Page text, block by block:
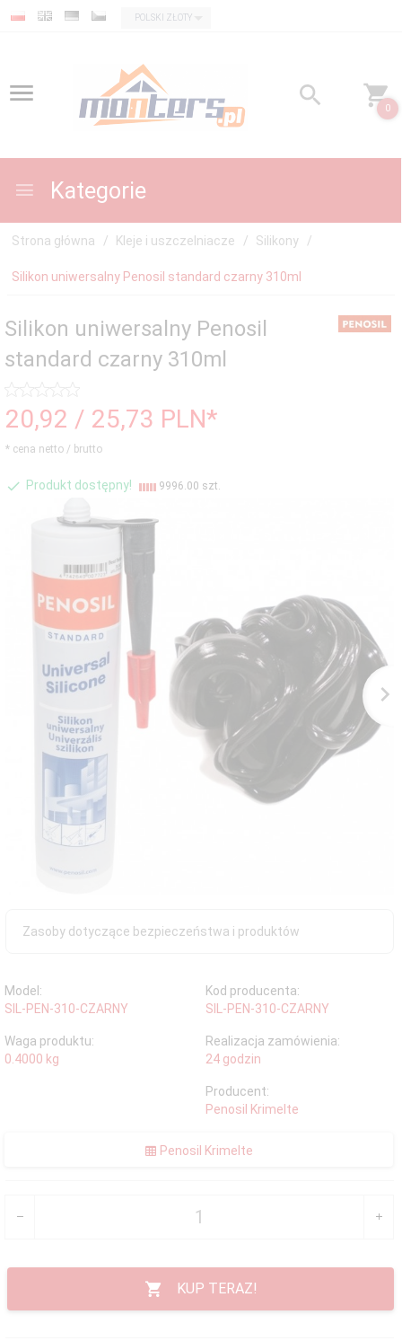
currency_h
POLSKI ZŁOTY
0
Kategorie
Strona główna Kleje i uszczelniacze Silikony
Silikon uniwersalny Penosil standard czarny 310ml
Silikon uniwersalny Penosil
standard czarny 310ml
20,92 / 25,73 PLN*
* cena netto / brutto
Produkt dostępny! 9996.00 szt.
Zasoby dotyczące bezpieczeństwa i produktów
Model:
SIL-PEN-310-CZARNY
Kod producenta:
SIL-PEN-310-CZARNY
Waga produktu:
0.4000 kg
Realizacja zamówienia:
24 godzin
Producent:
Penosil Krimelte
Penosil Krimelte
KUP TERAZ!